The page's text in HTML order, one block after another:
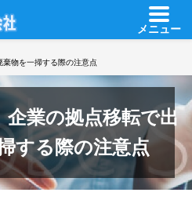
メニュー
棄物を一掃する際の注意点
企業の拠点移転で出
する際の注意点